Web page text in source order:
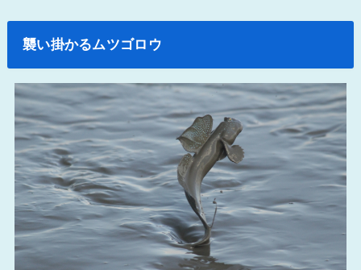
襲い掛かるムツゴロウ